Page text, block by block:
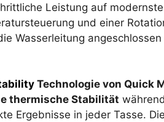
Leistung auf
und einer
Wasserleitung
Technologie von Quick
thermische Stabilität
Ergebnisse in jeder Tasse.